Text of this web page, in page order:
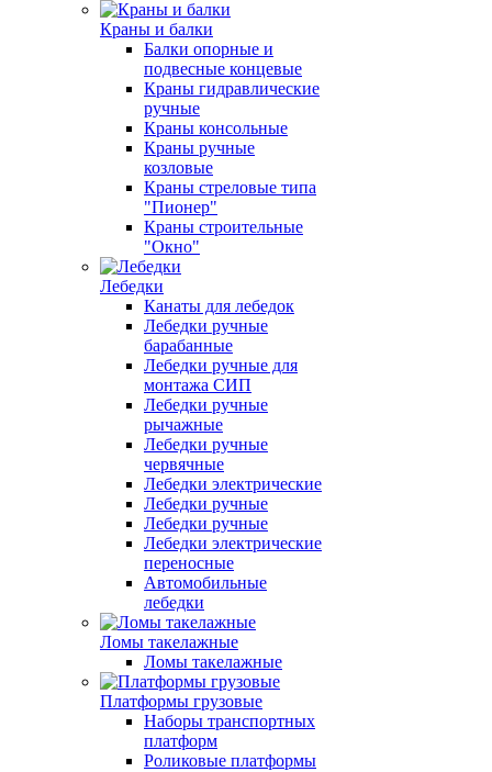
Краны и балки
Балки опорные и
подвесные концевые
Краны гидравлические
ручные
Краны консольные
Краны ручные
козловые
Краны стреловые типа
"Пионер"
Краны строительные
"Окно"
Лебедки
Канаты для лебедок
Лебедки ручные
барабанные
Лебедки ручные для
монтажа СИП
Лебедки ручные
рычажные
Лебедки ручные
червячные
Лебедки электрические
Лебедки ручные
Лебедки ручные
Лебедки электрические
переносные
Автомобильные
лебедки
Ломы такелажные
Ломы такелажные
Платформы грузовые
Наборы транспортных
платформ
Роликовые платформы